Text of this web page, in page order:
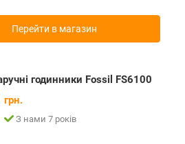
Перейти в магазин
годинники Fossil FS6100
грн.
З нами 7 років